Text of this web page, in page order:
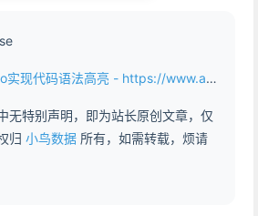
语法高亮 - https://www.abddb.com/typecho_syntax_highlighting.html
无特别声明，即为站长原创文章，仅
归 小鸟数据 所有，如需转载，烦请